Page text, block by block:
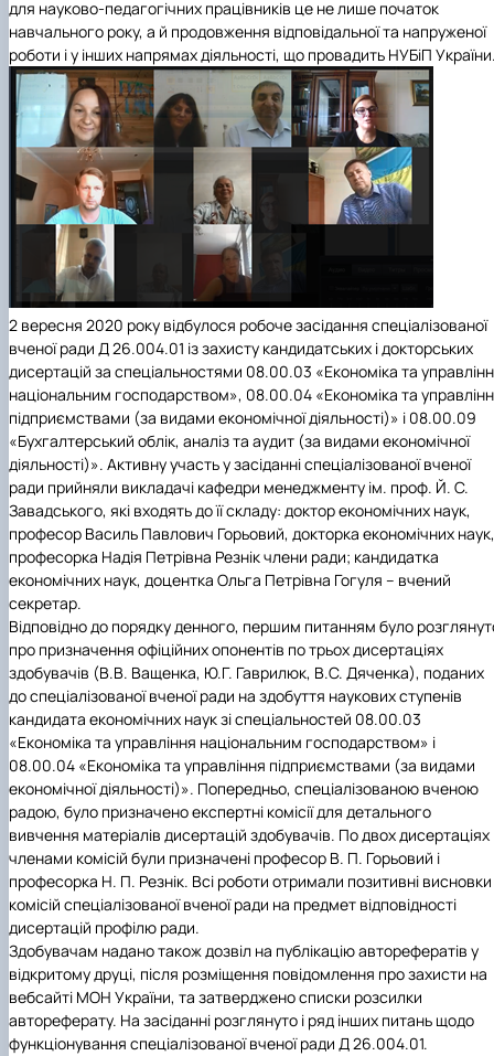
для науково-педагогічних працівників це не лише початок
навчального року, а й продовження відповідальної та напруженої
роботи і у інших напрямах діяльності, що провадить НУБіП
2 вересня 2020 року відбулося робоче засідання спеціалізованої
вченої ради Д 26.004.01 із захисту кандидатських і докторських
дисертацій за спеціальностями 08.00.03 «Економіка та
національним господарством», 08.00.04 «Економіка та
підприємствами (за видами економічної діяльності)» і 08.00.09
«Бухгалтерський облік, аналіз та аудит (за видами економічної
діяльності)». Активну участь у засіданні спеціалізованої вченої
ради прийняли викладачі кафедри менеджменту ім. проф. Й. С.
Завадського, які входять до її складу: доктор економічних наук,
професор Василь Павлович Горьовий, докторка економічних наук,
професорка Надія Петрівна Резнік члени ради; кандидатка
економічних наук, доцентка Ольга Петрівна Гогуля – вчений
секретар.
Відповідно до порядку денного, першим питанням було
про призначення офіційних опонентів по трьох дисертаціях
здобувачів (В.В. Ващенка, Ю.Г. Гаврилюк, В.С. Дяченка), поданих
до спеціалізованої вченої ради на здобуття наукових ступенів
кандидата економічних наук зі спеціальностей 08.00.03
«Економіка та управління національним господарством» і
08.00.04 «Економіка та управління підприємствами (за видами
економічної діяльності)». Попередньо, спеціалізованою вченою
радою, було призначено експертні комісії для детального
вивчення матеріалів дисертацій здобувачів. По двох дисертаціях
членами комісій були призначені професор В. П. Горьовий і
професорка Н. П. Резнік. Всі роботи отримали позитивні висновки
комісій спеціалізованої вченої ради на предмет відповідності
дисертацій профілю ради.
Здобувачам надано також дозвіл на публікацію авторефератів у
відкритому друці, після розміщення повідомлення про захисти на
вебсайті МОН України, та затверджено списки розсилки
автореферату. На засіданні розглянуто і ряд інших питань щодо
функціонування спеціалізованої вченої ради Д 26.004.01.